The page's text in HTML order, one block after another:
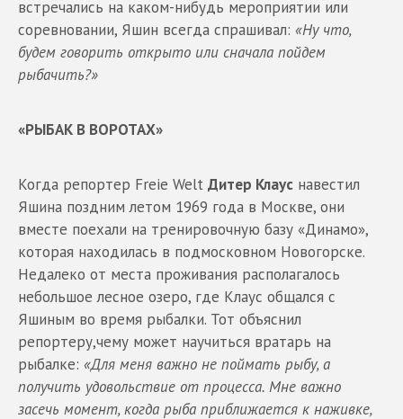
встречались на каком-нибудь мероприятии или
соревновании, Яшин всегда спрашивал: «Ну что,
будем говорить открыто или сначала пойдем
рыбачить?»
«РЫБАК В ВОРОТАХ»
Когда репортер Freie Welt Дитер Клаус навестил
Яшина поздним летом 1969 года в Москве, они
вместе поехали на тренировочную базу «Динамо»,
которая находилась в подмосковном Новогорске.
Недалеко от места проживания располагалось
небольшое лесное озеро, где Клаус общался с
Яшиным во время рыбалки. Тот объяснил
репортеру,чему может научиться вратарь на
рыбалке: «Для меня важно не поймать рыбу, а
получить удовольствие от процесса. Мне важно
засечь момент, когда рыба приближается к наживке,